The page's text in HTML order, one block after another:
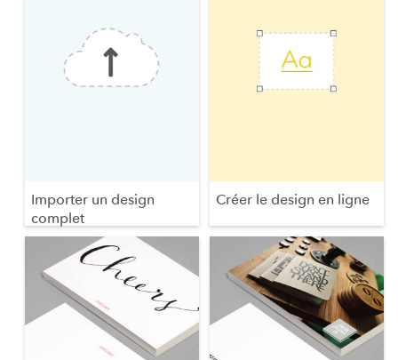
Importer un design
complet
Créer le design en ligne